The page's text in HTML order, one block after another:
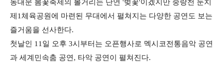
동대문 봄꽃축제의 볼거리는 단연 '벚꽃'이겠지만 중랑천 둔치
제1체육공원에 마련된 무대에서 펼쳐지는 다양한 공연도 보는
즐거움을 선사한다.
첫날인 11일 오후 3시부터는 오픈행사로 멕시코전통음악 공연
과 세계민속춤 공연, 타악 공연이 펼쳐진다.